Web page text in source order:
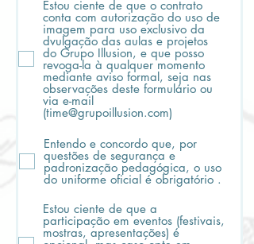
Estou ciente de que o contrato
conta com autorização do uso de
imagem para uso exclusivo da
dvulgação das aulas e projetos
do Grupo Illusion, e que posso
revoga-la à qualquer momento
mediante aviso formal, seja nas
observações deste formulário ou
via e-mail
(time@grupoillusion.com)
Entendo e concordo que, por
questões de segurança e
padronização pedagógica, o uso
do uniforme oficial é obrigatório .
Estou ciente de que a
participação em eventos (festivais,
mostras, apresentações) é